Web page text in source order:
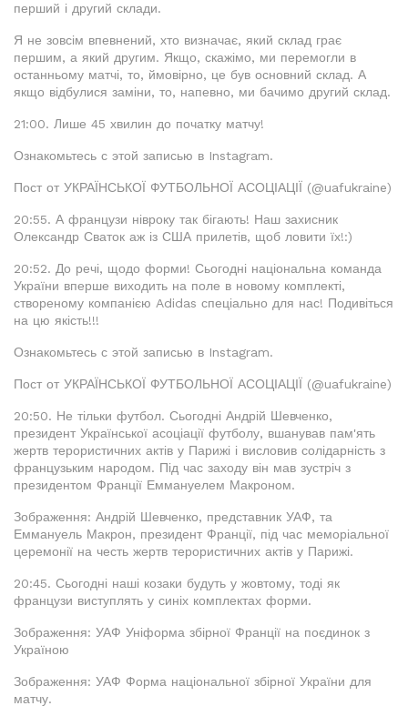
перший і другий склади.
Я не зовсім впевнений, хто визначає, який склад грає
першим, а який другим. Якщо, скажімо, ми перемогли в
останньому матчі, то, ймовірно, це був основний склад. А
якщо відбулися заміни, то, напевно, ми бачимо другий склад.
21:00. Лише 45 хвилин до початку матчу!
Ознакомьтесь с этой записью в Instagram.
Пост от УКРАЇНСЬКОЇ ФУТБОЛЬНОЇ АСОЦІАЦІЇ (@uafukraine)
20:55. А французи нівроку так бігають! Наш захисник
Олександр Сваток аж із США прилетів, щоб ловити їх!:)
20:52. До речі, щодо форми! Сьогодні національна команда
України вперше виходить на поле в новому комплекті,
створеному компанією Adidas спеціально для нас! Подивіться
на цю якість!!!
Ознакомьтесь с этой записью в Instagram.
Пост от УКРАЇНСЬКОЇ ФУТБОЛЬНОЇ АСОЦІАЦІЇ (@uafukraine)
20:50. Не тільки футбол. Сьогодні Андрій Шевченко,
президент Української асоціації футболу, вшанував пам'ять
жертв терористичних актів у Парижі і висловив солідарність з
французьким народом. Під час заходу він мав зустріч з
президентом Франції Еммануелем Макроном.
Зображення: Андрій Шевченко, представник УАФ, та
Еммануель Макрон, президент Франції, під час меморіальної
церемонії на честь жертв терористичних актів у Парижі.
20:45. Сьогодні наші козаки будуть у жовтому, тоді як
французи виступлять у синіх комплектах форми.
Зображення: УАФ Уніформа збірної Франції на поєдинок з
Україною
Зображення: УАФ Форма національної збірної України для
матчу.